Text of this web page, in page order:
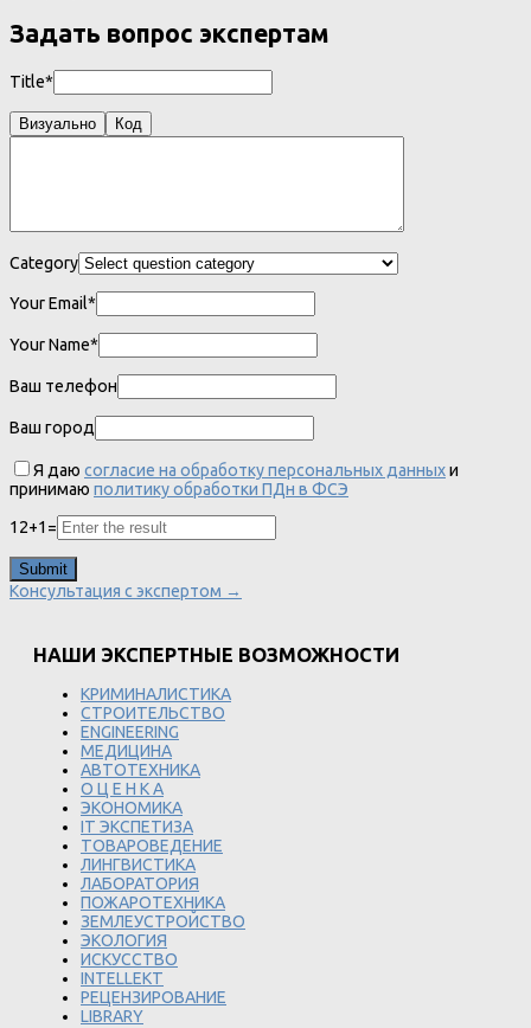
Задать вопрос экспертам
Title*
Визуально Код
Category
Your Email*
Your Name*
Ваш телефон
Ваш город
Я даю согласие на обработку персональных данныхи
принимаю политику обработки ПДн в ФСЭ
12+1 =
Консультация с экспертом →
НАШИ ЭКСПЕРТНЫЕ ВОЗМОЖНОСТИ
КРИМИНАЛИСТИКА
СТРОИТЕЛЬСТВО
ENGINEERING
МЕДИЦИНА
АВТОТЕХНИКА
О Ц Е Н К А
ЭКОНОМИКА
IT ЭКСПЕТИЗА
ТОВАРОВЕДЕНИЕ
ЛИНГВИСТИКА
ЛАБОРАТОРИЯ
ПОЖАРОТЕХНИКА
ЗЕМЛЕУСТРОЙСТВО
ЭКОЛОГИЯ
ИСКУССТВО
INTELLEKT
РЕЦЕНЗИРОВАНИЕ
LIBRARY